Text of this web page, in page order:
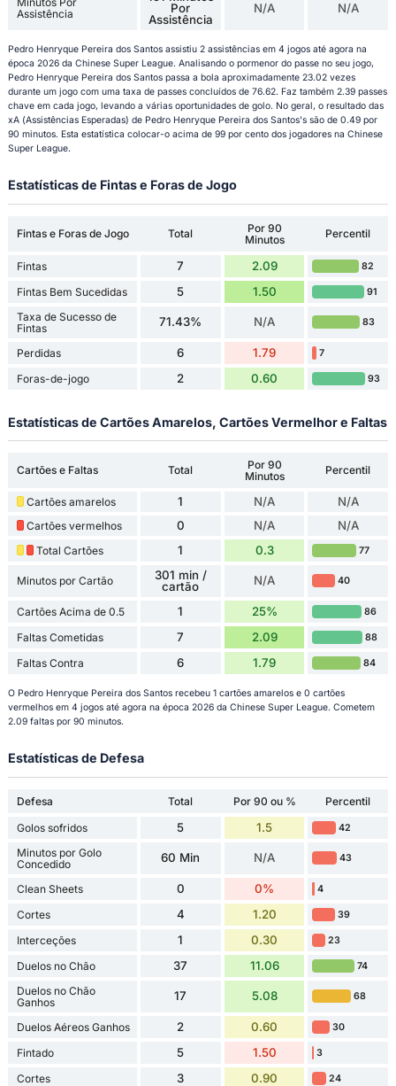
Assistência
Por
Assistência
N/A N/A
Pedro Henryque Pereira dos Santos assistiu 2 assistências em 4 jogos até agora na
época 2026 da Chinese Super League. Analisando o pormenor do passe no seu jogo,
Pedro Henryque Pereira dos Santos passa a bola aproximadamente 23.02 vezes
durante um jogo com uma taxa de passes concluídos de 76.62. Faz também 2.39 passes
chave em cada jogo, levando a várias oportunidades de golo. No geral, o resultado das
xA (Assistências Esperadas) de Pedro Henryque Pereira dos Santos's são de 0.49 por
90 minutos. Esta estatística colocar-o acima de 99 por cento dos jogadores na Chinese
Super League.
Estatísticas de Fintas e Foras de Jogo
Fintas e Foras de Jogo Total
Por 90
Minutos
Percentil
Fintas 7 2.09 82
Fintas Bem Sucedidas 5 1.50 91
Taxa de Sucesso de
Fintas
71.43% N/A 83
Perdidas 6 1.79 7
Foras-de-jogo 2 0.60 93
Estatísticas de Cartões Amarelos, Cartões Vermelhor e Faltas
Cartões e Faltas Total
Por 90
Minutos
Percentil
Cartões amarelos 1 N/A N/A
Cartões vermelhos 0 N/A N/A
Total Cartões 1 0.3 77
Minutos por Cartão
301 min /
cartão
N/A 40
Cartões Acima de 0.5 1 25% 86
Faltas Cometidas 7 2.09 88
Faltas Contra 6 1.79 84
O Pedro Henryque Pereira dos Santos recebeu 1 cartões amarelos e 0 cartões
vermelhos em 4 jogos até agora na época 2026 da Chinese Super League. Cometem
2.09 faltas por 90 minutos.
Estatísticas de Defesa
Defesa Total Por 90 ou %
Percentil
Golos sofridos
5 1.5 42
Minutos por Golo
Concedido
60 Min N/A 43
Clean Sheets 0 0% 4
Cortes 4 1.20 39
Interceções 1 0.30 23
Duelos no Chão 37 11.06 74
Duelos no Chão
Ganhos
17 5.08 68
Duelos Aéreos Ganhos 2 0.60 30
Fintado 5 1.50 3
Cortes 3 0.90 24